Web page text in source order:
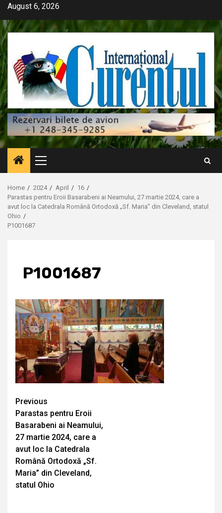
Skip
content
August 6, 2026
Primary
Menu
Home 2024 April
16
Parastas pentru Eroii Basarabeni ai Neamului, 27 martie 2024, care a
avut loc la Catedrala Română Ortodoxă „Sf. Maria” din Cleveland, statul
Ohio
P1001687
P1001687
Continue
Reading
Previous
Parastas pentru Eroii
Basarabeni ai Neamului,
27 martie 2024, care a
avut loc la Catedrala
Română Ortodoxă „Sf.
Maria” din Cleveland,
statul Ohio